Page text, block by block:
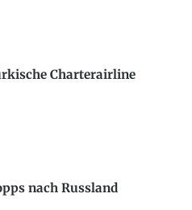
Charterairline
nach Russland